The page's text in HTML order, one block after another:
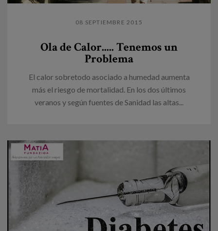
08 SEPTIEMBRE 2015
Ola de Calor..... Tenemos un
Problema
El calor sobretodo asociado a humedad aumenta
más el riesgo de mortalidad. En los dos últimos
veranos y según fuentes de Sanidad las altas...